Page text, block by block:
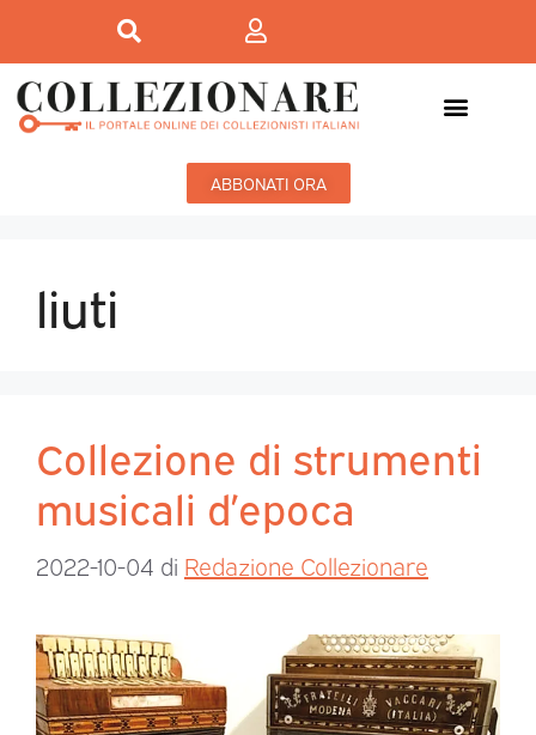
ABBONATI ORA
liuti
Collezione di strumenti
musicali d’epoca
2022-10-04 di Redazione Collezionare